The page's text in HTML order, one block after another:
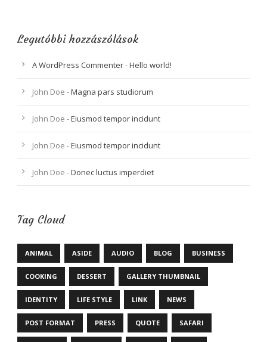
Legutóbbi hozzászólások
A WordPress Commenter-Hello world!
John Doe -Magna pars studiorum
John Doe -Eiusmod tempor incidunt
John Doe -Eiusmod tempor incidunt
John Doe -Donec luctus imperdiet
Tag Cloud
ANIMAL ASIDE AUDIO BLOG BUSINESS
COOKING DESSERT GALLERY THUMBNAIL
IDENTITY LIFE STYLE LINK NEWS
POST FORMAT PRESS QUOTE SAFARI